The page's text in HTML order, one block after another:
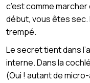
c’est comme
début, vous êtes sec.
trempé.
Le secret tient dans
interne. Dans la
(Oui ! autant de